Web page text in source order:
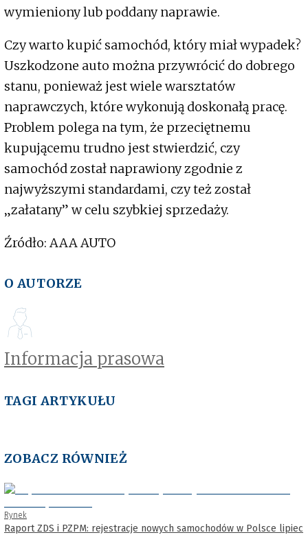
wymieniony lub poddany naprawie.
Czy warto kupić samochód, który miał wypadek?
Uszkodzone auto można przywrócić do dobrego
stanu, ponieważ jest wiele warsztatów
naprawczych, które wykonują doskonałą pracę.
Problem polega na tym, że przeciętnemu
kupującemu trudno jest stwierdzić, czy
samochód został naprawiony zgodnie z
najwyższymi standardami, czy też został
„załatany” w celu szybkiej sprzedaży.
Źródło: AAA AUTO
O AUTORZE
Informacja prasowa
TAGI ARTYKUŁU
ZOBACZ RÓWNIEŻ
Rynek
Raport ZDS i PZPM: rejestracje nowych samochodów w Polsce lipiec